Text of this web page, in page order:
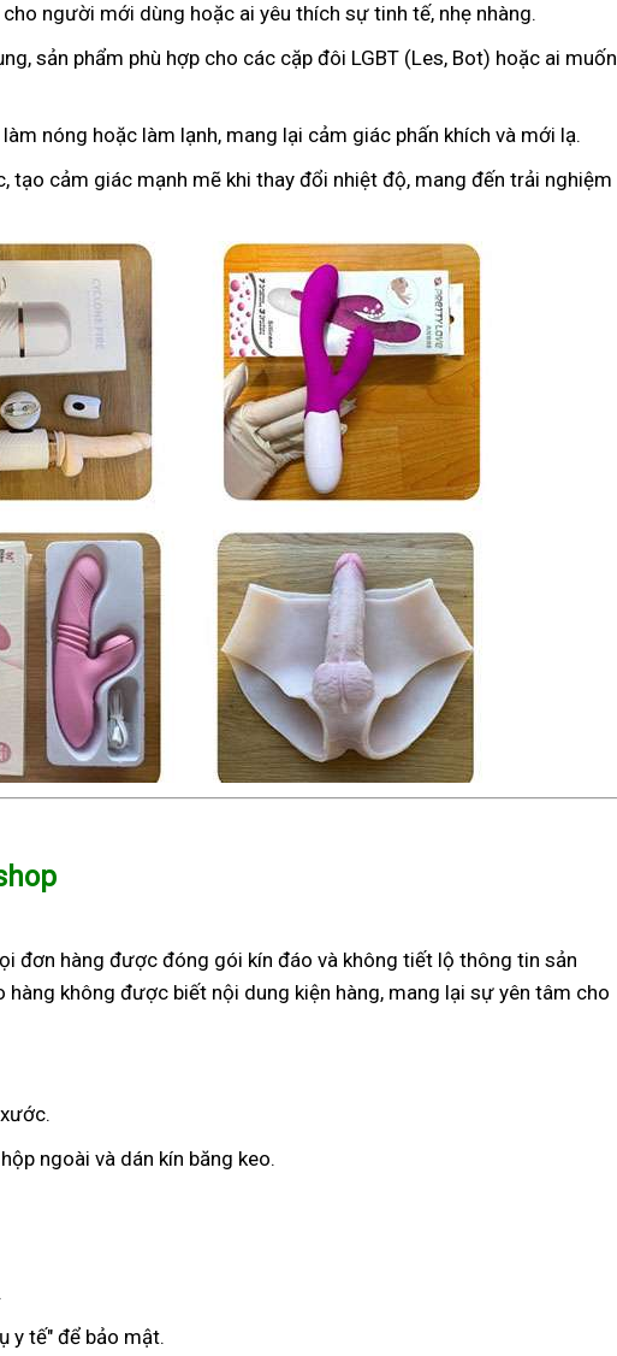
người mới dùng hoặc ai yêu thích sự tinh tế, nhẹ nhàng.
sản phẩm phù hợp cho các cặp đôi LGBT (Les, Bot) hoặc ai muốn
nóng hoặc làm lạnh, mang lại cảm giác phấn khích và mới lạ.
tạo cảm giác mạnh mẽ khi thay đổi nhiệt độ, mang đến trải nghiệm
đơn hàng được đóng gói kín đáo và không tiết lộ thông tin sản
không được biết nội dung kiện hàng, mang lại sự yên tâm cho
ngoài và dán kín băng keo.
y tế" để bảo mật.